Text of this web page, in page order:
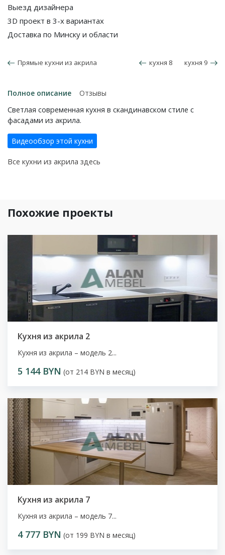
Выезд дизайнера
3D проект в 3-х вариантах
Доставка по Минску и области
Прямые кухни из акрила кухня 8 кухня 9
Полное описание
Отзывы
Светлая современная кухня в скандинавском стиле с
фасадами из акрила.
Видеообзор этой кухни
Все кухни из акрила здесь
Похожие проекты
Кухня из акрила 2
Кухня из акрила – модель 2...
5 144 BYN (от 214 BYN в месяц)
Кухня из акрила 7
Кухня из акрила – модель 7...
4 777 BYN (от 199 BYN в месяц)